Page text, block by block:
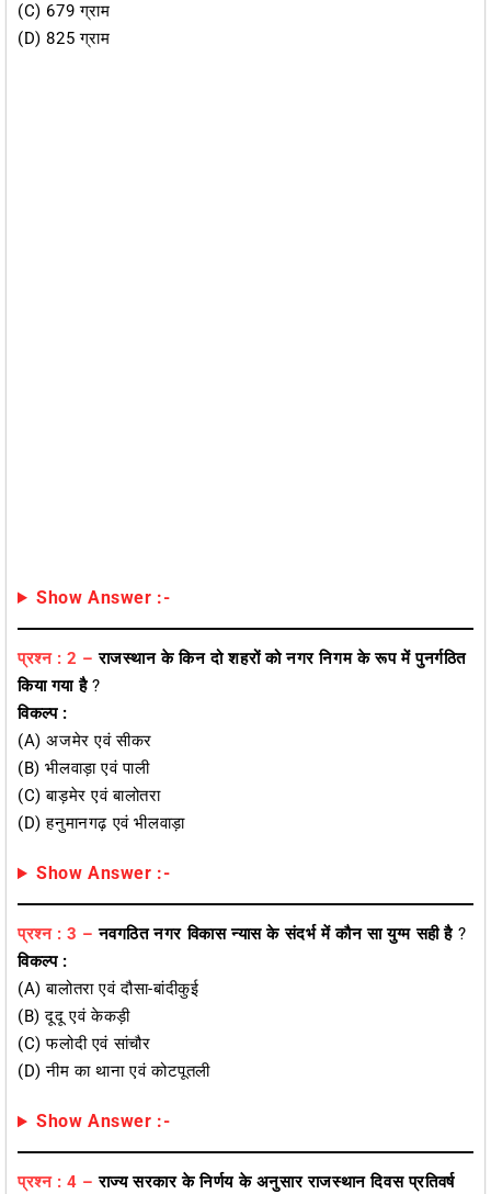
(c) 679 ग्राम
(d) 825 ग्राम
Show Answer :-
प्रश्न : 2 – राजस्थान के किन दो शहरों को नगर निगम के रूप में पुनर्गठित
किया गया है?
विकल्प :
(a) अजमेर एवं सीकर
(b) भीलवाड़ा एवं पाली
(c) बाड़मेर एवं बालोतरा
(d) हनुमानगढ़ एवं भीलवाड़ा
Show Answer :-
प्रश्न : 3 – नवगठित नगर विकास न्यास के संदर्भ में कौन सा युग्म सही है ?
विकल्प :
(a) बालोतरा एवं दौसा-बांदीकुई
(b) दूदू एवं केकड़ी
(c) फलोदी एवं सांचौर
(d) नीम का थाना एवं कोटपूतली
Show Answer :-
प्रश्न : 4 – राज्य सरकार के निर्णय के अनुसार राजस्थान दिवस प्रतिवर्ष